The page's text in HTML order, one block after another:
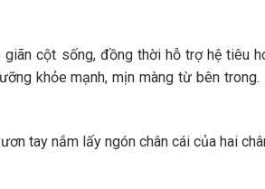
cột sống, đồng thời hỗ trợ hệ tiêu
khỏe mạnh, mịn màng từ bên
tay nắm lấy ngón chân cái của hai